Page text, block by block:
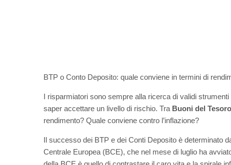
BTP o Conto Deposito: quale conviene in termini di
I risparmiatori sono sempre alla ricerca di validi
saper accettare un livello di rischio. Tra Buoni del
rendimento? Quale conviene contro l’inflazione?
Il successo dei BTP e dei Conti Deposito è determinato
Centrale Europea (BCE), che nel mese di luglio ha